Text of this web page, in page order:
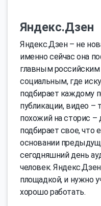
Яндекс.Дзен
Яндекс.Дзен – не
именно сейчас она
главным
социальным, где
подбирает каждому
публикации, видео –
похожий на сторис –
подбирает свое, что
основании
сегодняшний день
человек.
площадкой, и нужно
хорошо работать.